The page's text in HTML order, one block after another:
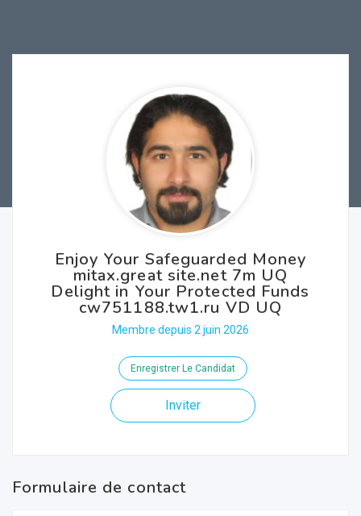
Enjoy Your Safeguarded Money
mitax.great site.net 7m UQ
Delight in Your Protected Funds
cw751188.tw1.ru VD UQ
Membre depuis 2 juin 2026
Enregistrer Le Candidat
Inviter
Formulaire de contact